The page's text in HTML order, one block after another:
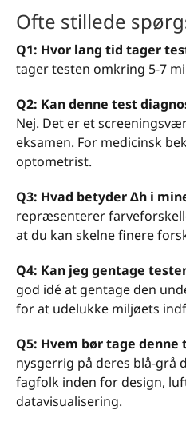
Ofte stillede
Q1: Hvor lang tid tager
tager testen omkring 5-7
Q2: Kan denne test
Nej. Det er et
eksamen. For medicinsk
optometrist.
Q3: Hvad betyder Δh i
repræsenterer
at du kan skelne finere
Q4: Kan jeg gentage
god idé at gentage den
for at udelukke miljøets
Q5: Hvem bør tage denne
nysgerrig på deres blå-grå
fagfolk inden for design,
datavisualisering.